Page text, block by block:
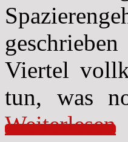
Viertel
tun, was
Weiterlesen